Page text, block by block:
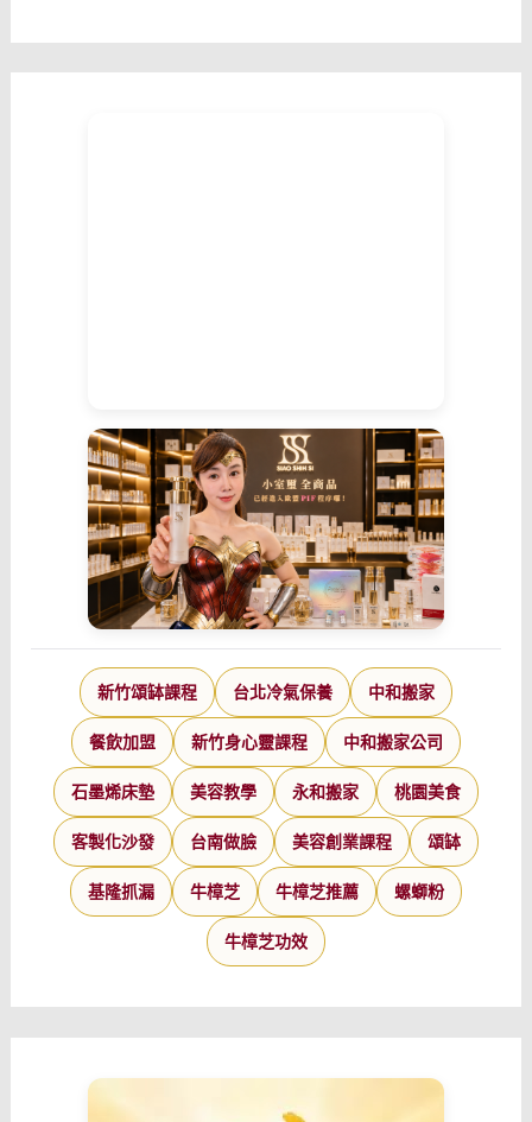
新竹頌缽課程 台北冷氣保養 中和搬家
餐飲加盟 新竹身心靈課程 中和搬家公司
石墨烯床墊 美容教學 永和搬家 桃園美食
客製化沙發 台南做臉 美容創業課程 頌缽
基隆抓漏 牛樟芝 牛樟芝推薦 螺螄粉
牛樟芝功效